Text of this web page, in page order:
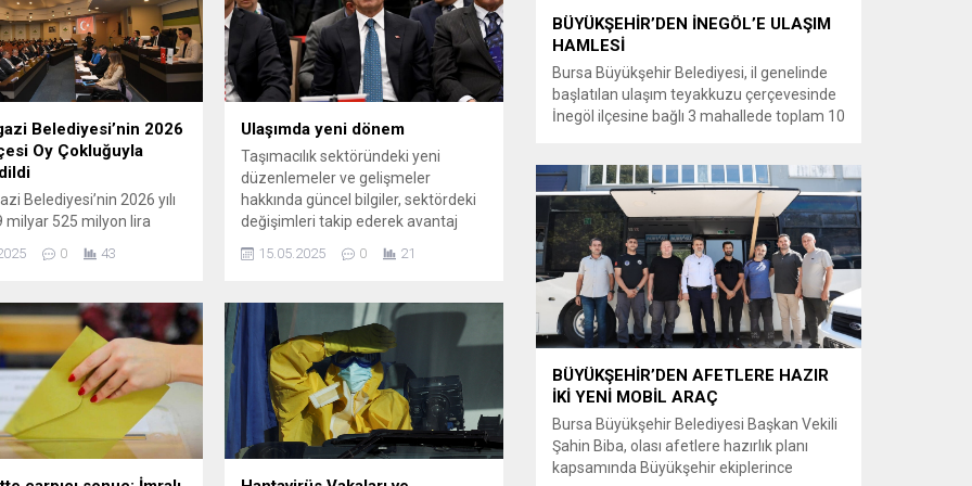
Belediyesi’nin 2026
Oy Çokluğuyla
Belediyesi’nin 2026 yılı
milyar 525 milyon lira
Belediye Başkanı Erkan
olsun Allah hayırlı işlere
nasip etsin” dedi.
Belediyesi’nin 2026 Mali
ve Performans
Kasım Ayı Olağan Meclis
görüşüldü....
0 43
Ulaşımda yeni dönem
Taşımacılık sektöründeki yeni
düzenlemeler ve gelişmeler
hakkında güncel bilgiler, sektördeki
değişimleri takip ederek avantaj
15.05.2025 0 21
BÜYÜKŞEHİR’DEN İNEGÖL’E ULAŞIM
HAMLESİ
Bursa Büyükşehir Belediyesi, il genelinde
başlatılan ulaşım teyakkuzu çerçevesinde
İnegöl ilçesine bağlı 3 mahallede toplam 10
Biba başkanlığında başlatılan ulaşım
seferberliği kapsamında Bursa Büyükşehir
Belediyesi Ulaşım Dairesi Başkanlığı
koordinasyonuyla 17 ilçede yol yenileme
çalışmalarına hız verildi. Başkan Vekili
Biba’nın göreve...
BÜYÜKŞEHİR’DEN AFETLERE HAZIR
İKİ YENİ MOBİL ARAÇ
Bursa Büyükşehir Belediyesi Başkan Vekili
Şahin Biba, olası afetlere hazırlık planı
kapsamında Büyükşehir ekiplerince